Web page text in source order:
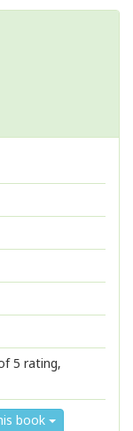
5 rating,
book